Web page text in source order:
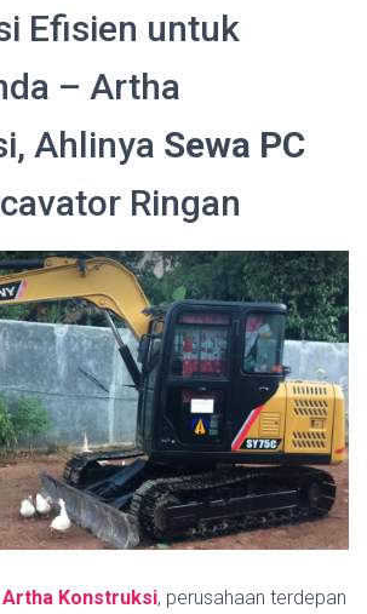
Efisien untuk
– Artha
Ahlinya Sewa PC
Ringan
Artha Konstruksi, perusahaan terdepan